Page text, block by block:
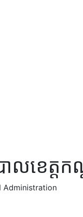
បាលខេត្ត
Administration